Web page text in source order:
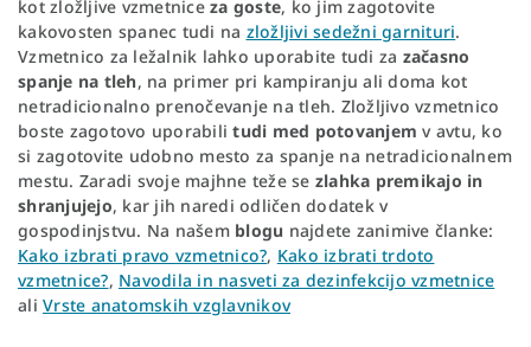
kot zložljive vzmetnice za goste, ko jim zagotovite
kakovosten spanec tudi na zložljivi sedežni garnituri.
Vzmetnico za ležalnik lahko uporabite tudi za začasno
spanje na tleh, na primer pri kampiranju ali doma kot
netradicionalno prenočevanje na tleh. Zložljivo vzmetnico
boste zagotovo uporabilitudi med potovanjem v avtu, ko
si zagotovite udobno mesto za spanje na netradicionalnem
mestu. Zaradi svoje majhne teže se zlahka premikajo in
shranjujejo, kar jih naredi odličen dodatek v
gospodinjstvu. Na našem blogu najdete zanimive članke:
Kako izbrati pravo vzmetnico?, Kako izbrati trdoto
vzmetnice?, Navodila in nasveti za dezinfekcijo vzmetnice
ali Vrste anatomskih vzglavnikov